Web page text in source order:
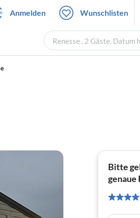
Anmelden Wunschlisten
Renesse , 2 Gäste, Datum
Bitte
genaue